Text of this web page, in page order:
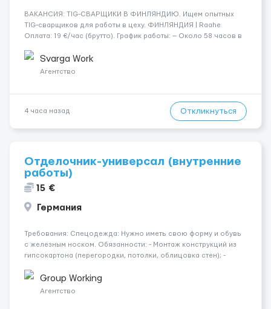
​​ВАКАНСИЯ: TIG-СВАРЩИКИ В ФИНЛЯНДИЮ. Ищем опытных
TIG-сварщиков для работы в цеху. ФИНЛЯНДИЯ | Raahe
Оплата: 19 €/час (брутто). График работы: — Около 58 часов в
переработки. Дата начала: — Как можно скорее....
Svarga Work
Агентство
4 часа назад Откликнуться
Отделочник-универсал (внутренние
работы)
15 €
Германия
Требования: Спецодежда: Нужно иметь свою форму и обувь
с железным носком. Обязанности: - Монтаж конструкций из
гипсокартона (перегородки, потолки, облицовка стен); -
малярных работ (шпатлевка, грунтовка, покраска); -
Штукатурные работы ...
Group Working
Агентство